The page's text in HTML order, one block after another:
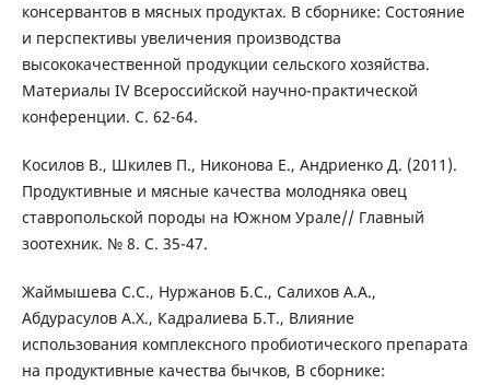
консервантов в мясных продуктах. В сборнике: Состояние
и перспективы увеличения производства
высококачественной продукции сельского хозяйства.
Материалы IV Всероссийской научно-практической
конференции. С. 62-64.
Косилов В., Шкилев П., Никонова Е., Андриенко Д. (2011).
Продуктивные и мясные качества молодняка овец
ставропольской породы на Южном Урале// Главный
зоотехник. № 8. С. 35-47.
Жаймышева С.С., Нуржанов Б.С., Салихов А.А.,
Абдурасулов А.Х., Кадралиева Б.Т., Влияние
использования комплексного пробиотического препарата
на продуктивные качества бычков, В сборнике: